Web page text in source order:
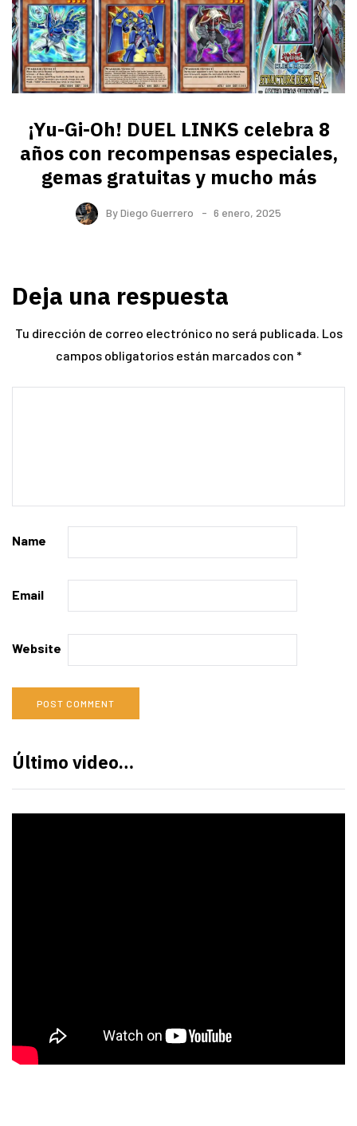
¡Yu-Gi-Oh! DUEL LINKS celebra 8
años con recompensas especiales,
gemas gratuitas y mucho más
ByDiego Guerrero 6 enero, 2025
Deja una respuesta
Tu dirección de correo electrónico no será publicada. Los
campos obligatorios están marcados con *
Name
Email
Website
Último video…